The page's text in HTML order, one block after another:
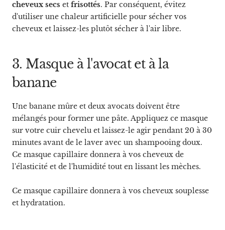
cheveux secs et frisottés. Par conséquent, évitez
d'utiliser une chaleur artificielle pour sécher vos
cheveux et laissez-les plutôt sécher à l'air libre.
3. Masque à l'avocat et à la
banane
Une banane mûre et deux avocats doivent être
mélangés pour former une pâte. Appliquez ce masque
sur votre cuir chevelu et laissez-le agir pendant 20 à 30
minutes avant de le laver avec un shampooing doux.
Ce masque capillaire donnera à vos cheveux de
l'élasticité et de l'humidité tout en lissant les mèches.
Ce masque capillaire donnera à vos cheveux souplesse
et hydratation.